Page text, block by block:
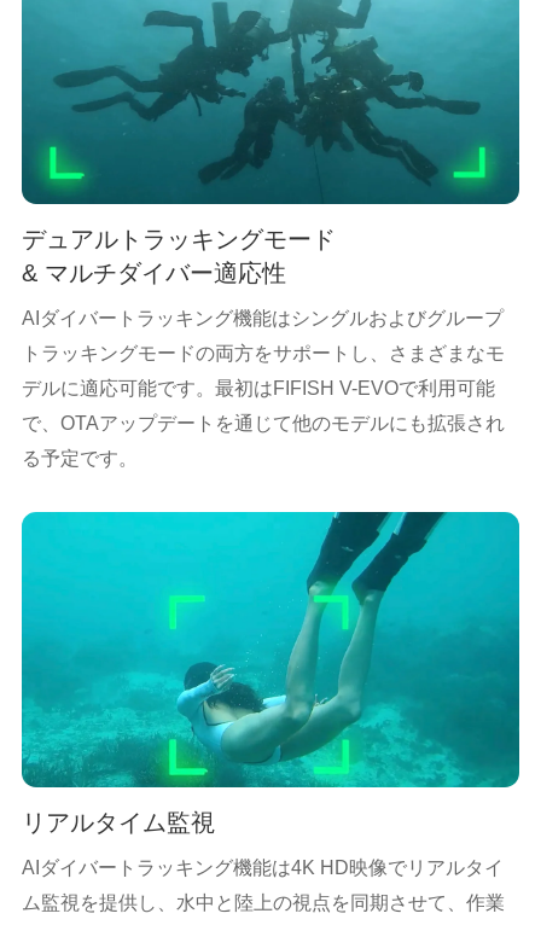
デュアルトラッキングモード
& マルチダイバー適応性
AIダイバートラッキング機能はシングルおよびグループ
トラッキングモードの両方をサポートし、さまざまなモ
デルに適応可能です。最初はFIFISH V-EVOで利用可能
で、OTAアップデートを通じて他のモデルにも拡張され
る予定です。
リアルタイム監視
AIダイバートラッキング機能は4K HD映像でリアルタイ
ム監視を提供し、水中と陸上の視点を同期させて、作業